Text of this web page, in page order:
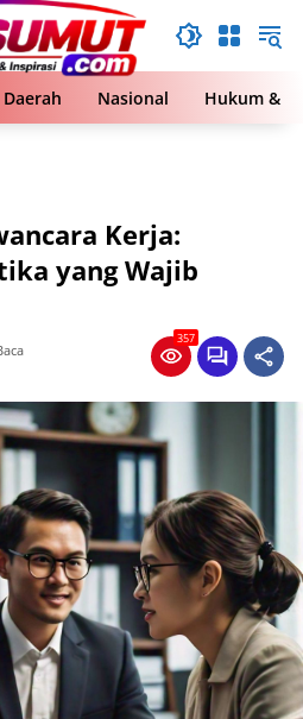
Daerah Nasional Hukum &
Kerja:
yang Wajib
357